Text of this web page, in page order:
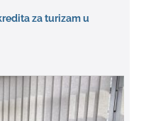
za turizam u